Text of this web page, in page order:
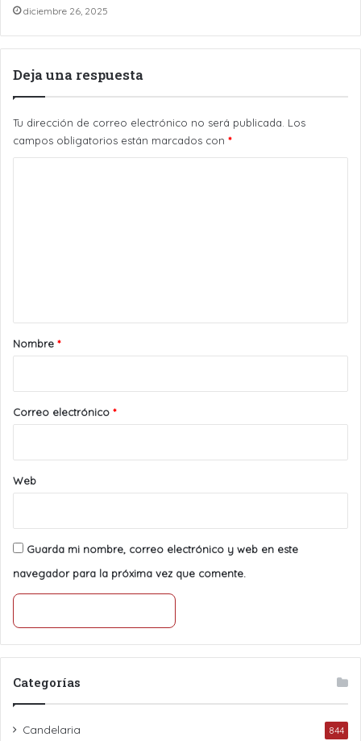
diciembre 26, 2025
Deja una respuesta
Tu dirección de correo electrónico no será publicada. Los
campos obligatorios están marcados con *
r
*
Nombre *
Correo electrónico *
Web
Guarda mi nombre, correo electrónico y web en este
navegador para la próxima vez que comente.
Categorías
Candelaria 844